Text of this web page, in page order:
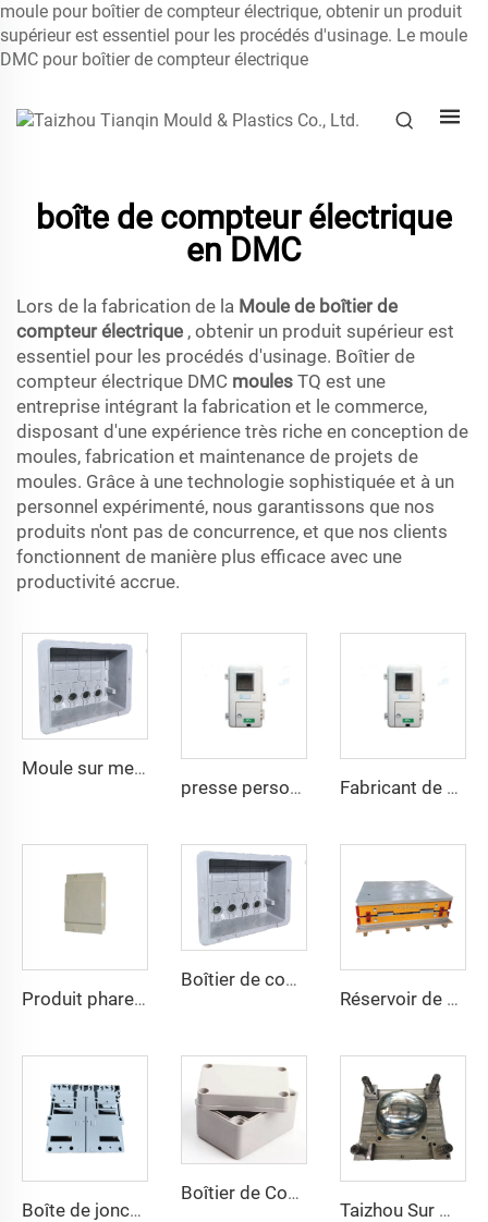
moule pour boîtier de compteur électrique, obtenir un produit
supérieur est essentiel pour les procédés d'usinage. Le moule
DMC pour boîtier de compteur électrique
boîte de compteur électrique
en DMC
Lors de la fabrication de la Moule de boîtier de
compteur électrique , obtenir un produit supérieur est
essentiel pour les procédés d'usinage. Boîtier de
compteur électrique DMC moules TQ est une
entreprise intégrant la fabrication et le commerce,
disposant d'une expérience très riche en conception de
moules, fabrication et maintenance de projets de
moules. Grâce à une technologie sophistiquée et à un
personnel expérimenté, nous garantissons que nos
produits n'ont pas de concurrence, et que nos clients
fonctionnent de manière plus efficace avec une
productivité accrue.
Moule sur mesure pour boîtier de distribution électrique en plastique Moule pour boîtier de compteur électrique extérieur
presse personnalisée de 500T pour moule de compression de boîte industrielle SMC
Fabricant de moules pour boîtes à compteurs en SMC et BMC
Produit phare de 2023 moule en plastique SMC boîte de panneau électrique
Boîtier de compteur extérieur boîte de distribution en plastique moule coque en plastique composite compression moule taizhou
Réservoir de stockage d'eau en fibre de verre FRP Panel Tank GRP Modulaire Chine Fabricant
Boîte de jonction avec couvercle moule en SMC Moule de compression Boîte d'interrupteur Fabrique de moules Huangyan TQ
Boîtier de Commutateur Électronique Boîte de Jonction Électrique Boîte de Mould SMC BMC Taizhou Town
Taizhou Sur Mesure Nouveau Casque de Combat en Fibre de Verre Casque de Formation Protecteur Tactique Extérieur